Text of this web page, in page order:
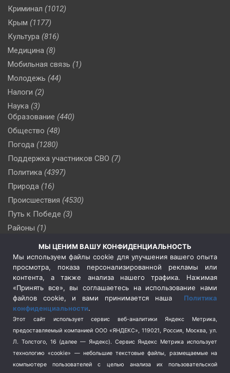
Криминал (1012)
Крым (1177)
Культура (816)
Медицина (8)
Мобильная связь (1)
Молодежь (44)
Налоги (2)
Наука (3)
Образование (440)
Общество (48)
Погода (1280)
Поддержка участников СВО (7)
Политика (4397)
Природа (16)
Происшествия (4530)
Путь к Победе (3)
Районы (1)
(510)
Сельское хозяйство (3)
Социальная политика
(3)
Спецоперация в Украине
Спецоперация на Украине
(404)
Спорт (740)
Терроризм (1)
Транспорт (262)
Туризм (178)
МЫ ЦЕНИМ ВАШУ КОНФИДЕНЦИАЛЬНОСТЬ
Мы используем файлы cookie для улучшения вашего опыта
просмотра, показа персонализированной рекламы или
контента, а также анализа нашего трафика. Нажимая
«Принять все», вы соглашаетесь на использование нами
файлов cookie, и вами принимается наша Политика
конфиденциальности.
Этот сайт использует сервис веб-аналитики Яндекс Метрика,
предоставляемый компанией ООО «ЯНДЕКС», 119021, Россия, Москва, ул.
Л. Толстого, 16 (далее — Яндекс). Сервис Яндекс Метрика использует
технологию «cookie» — небольшие текстовые файлы, размещаемые на
компьютере пользователей с целью анализа их пользовательской